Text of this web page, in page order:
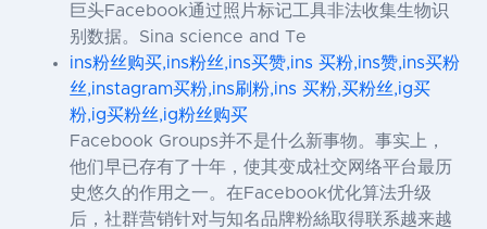
巨头Facebook通过照片标记工具非法收集生物识
别数据。Sina science and Te
ins粉丝购买,ins粉丝,ins买赞,ins 买粉,ins赞,ins买粉
丝,instagram买粉,ins刷粉,ins 买粉,买粉丝,ig买
粉,ig买粉丝,ig粉丝购买
Facebook Groups并不是什么新事物。事实上，
他们早已存有了十年，使其变成社交网络平台最历
史悠久的作用之一。在Facebook优化算法升级
后，社群营销针对与知名品牌粉絲取得联系越来越